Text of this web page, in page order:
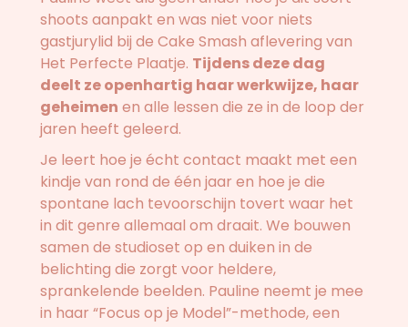
shoots aanpakt en was niet voor niets
gastjurylid bij de Cake Smash aflevering van
Het Perfecte Plaatje. Tijdens deze dag
deelt ze openhartig haar werkwijze, haar
geheimen en alle lessen die ze in de loop der
jaren heeft geleerd.
Je leert hoe je écht contact maakt met een
kindje van rond de één jaar en hoe je die
spontane lach tevoorschijn tovert waar het
in dit genre allemaal om draait. We bouwen
samen de studioset op en duiken in de
belichting die zorgt voor heldere,
sprankelende beelden. Pauline neemt je mee
in haar “Focus op je Model”-methode, een